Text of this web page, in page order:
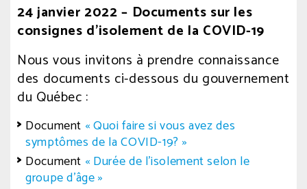
Posté
le
24
janvier
2022
à
15
17
min.
Écrit
par
24 janvier 2022 – Documents sur les
consignes d’isolement de la COVID-19
Nous vous invitons à prendre connaissance
des documents ci-dessous du gouvernement
du Québec :
Document « Quoi faire si vous avez des
symptômes de la COVID-19? »
Document « Durée de l’isolement selon le
groupe d’âge »